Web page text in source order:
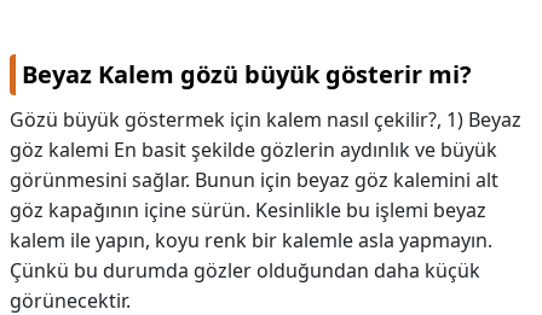
Beyaz Kalem gözü büyük gösterir mi?
Gözü büyük göstermek için kalem nasıl çekilir?, 1) Beyaz
göz kalemi En basit şekilde gözlerin aydınlık ve büyük
görünmesini sağlar. Bunun için beyaz göz kalemini alt
göz kapağının içine sürün. Kesinlikle bu işlemi beyaz
kalem ile yapın, koyu renk bir kalemle asla yapmayın.
Çünkü bu durumda gözler olduğundan daha küçük
görünecektir.